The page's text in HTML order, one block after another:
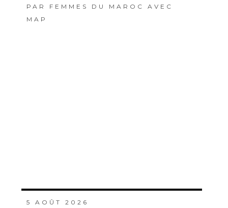
PAR FEMMES DU MAROC AVEC
MAP
5 AOÛT 2026